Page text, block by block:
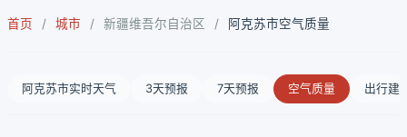
首页 / 城市 / 新疆维吾尔自治区 / 阿克苏市空气质量
阿克苏市实时天气 3天预报 7天预报 空气质量 出行建